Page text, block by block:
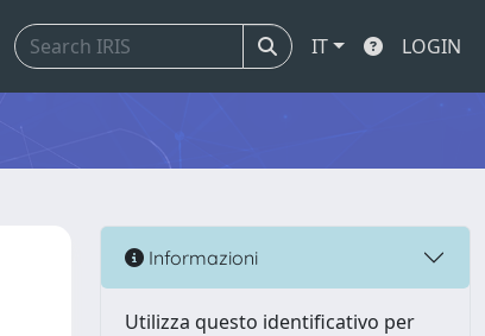
IT LOGIN
Informazioni
Utilizza questo identificativo per